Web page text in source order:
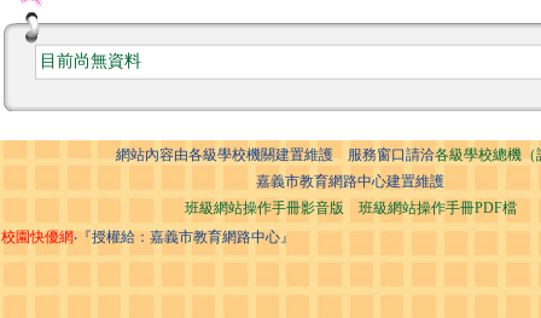
目前尚無資料
網站內容由各級學校機關建置維護 服務窗口請洽各級學校總機（
嘉義市教育網路中心建置維護
班級網站操作手冊影音版
班級網站操作手冊PDF檔
校園快優網‧『授權給：嘉義市教育網路中心』